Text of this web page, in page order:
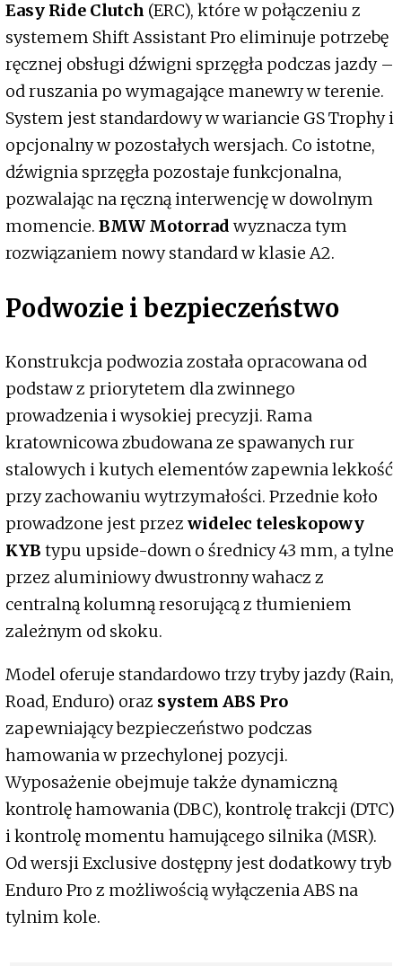
Easy Ride Clutch (ERC), które w połączeniu z
systemem Shift Assistant Pro eliminuje potrzebę
ręcznej obsługi dźwigni sprzęgła podczas jazdy –
od ruszania po wymagające manewry w terenie.
System jest standardowy w wariancie GS Trophy i
opcjonalny w pozostałych wersjach. Co istotne,
dźwignia sprzęgła pozostaje funkcjonalna,
pozwalając na ręczną interwencję w dowolnym
momencie. BMW Motorradwyznacza tym
rozwiązaniem nowy standard w klasie A2.
Podwozie i bezpieczeństwo
Konstrukcja podwozia została opracowana od
podstaw z priorytetem dla zwinnego
prowadzenia i wysokiej precyzji. Rama
kratownicowa zbudowana ze spawanych rur
stalowych i kutych elementów zapewnia lekkość
przy zachowaniu wytrzymałości. Przednie koło
prowadzone jest przez widelec teleskopowy
KYB typu upside-down o średnicy 43 mm, a tylne
przez aluminiowy dwustronny wahacz z
centralną kolumną resorującą z tłumieniem
zależnym od skoku.
Model oferuje standardowo trzy tryby jazdy (Rain,
Road, Enduro) oraz system ABS Pro
zapewniający bezpieczeństwo podczas
hamowania w przechylonej pozycji.
Wyposażenie obejmuje także dynamiczną
kontrolę hamowania (DBC), kontrolę trakcji (DTC)
i kontrolę momentu hamującego silnika (MSR).
Od wersji Exclusive dostępny jest dodatkowy tryb
Enduro Pro z możliwością wyłączenia ABS na
tylnim kole.